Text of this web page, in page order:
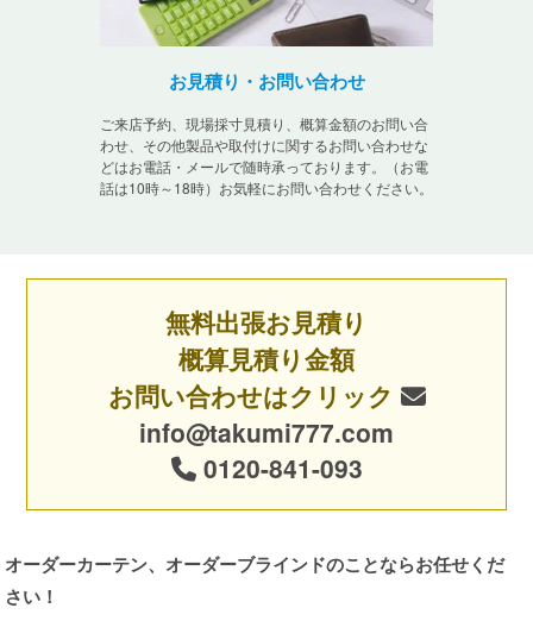
お見積り・お問い合わせ
ご来店予約、現場採寸見積り、概算金額のお問い合
わせ、その他製品や取付けに関するお問い合わせな
どはお電話・メールで随時承っております。（お電
話は10時～18時）お気軽にお問い合わせください。
無料出張お見積り
概算見積り金額
お問い合わせはクリック
info@takumi777.com
0120-841-093
オーダーカーテン、オーダーブラインドのことならお任せくだ
さい！